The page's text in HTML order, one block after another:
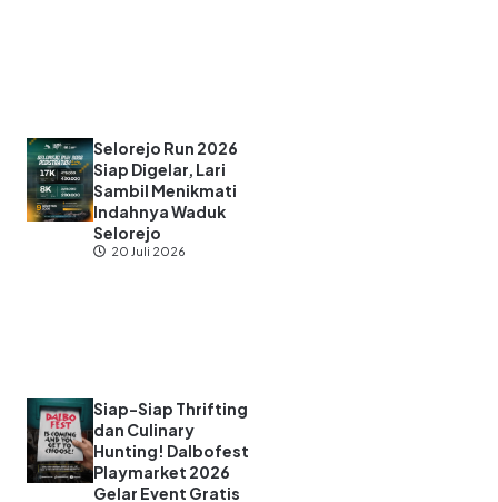
Selorejo Run 2026
Siap Digelar, Lari
Sambil Menikmati
Indahnya Waduk
Selorejo
20 Juli 2026
Siap-Siap Thrifting
dan Culinary
Hunting! Dalbofest
Playmarket 2026
Gelar Event Gratis